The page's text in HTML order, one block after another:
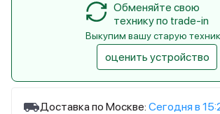
Доставка по Москве: Сегодня в
Обменяйте свою
технику по trade-in
Выкупим вашу старую
оценить устройство